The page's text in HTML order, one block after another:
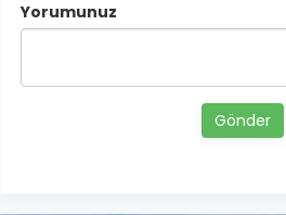
Yorumunuz
Gönder